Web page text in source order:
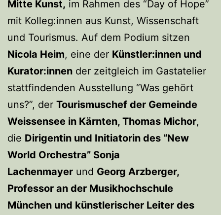
Mitte Kunst, im Rahmen des “Day of Hope”
mit Kolleg:innen aus Kunst, Wissenschaft
und Tourismus. Auf dem Podium sitzen
Nicola Heim, eine der Künstler:innen und
Kurator:innen der zeitgleich im Gastatelier
stattfindenden Ausstellung “Was gehört
uns?”, der Tourismuschef der Gemeinde
Weissensee in Kärnten, Thomas Michor,
die Dirigentin und Initiatorin des “New
World Orchestra” Sonja
Lachenmayer und Georg Arzberger,
Professor an der Musikhochschule
München und künstlerischer Leiter des